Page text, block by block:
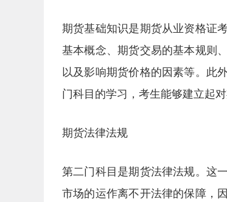
期货基础知识是期货从业资格证
基本概念、期货交易的基本规则
以及影响期货价格的因素等。此
门科目的学习，考生能够建立起
期货法律法规
第二门科目是期货法律法规。这
市场的运作离不开法律的保障，